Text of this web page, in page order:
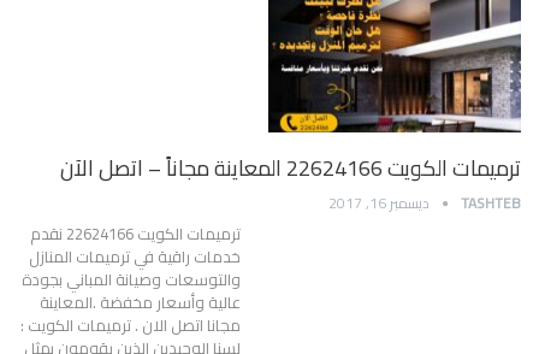
ترميمات الكويت 22624166 المعاينة مجاناً – اتصل الآن
TASHTEB ديسمبر 16, 2017
ترميمات الكويت 22624166 نقدم
خدمات راقية في ترميمات المنازل
والتوسعات وصيانة المباني بجودة
عالية وأسعار مخفضة .المعاينة
مجانا اتصل الان . ترميمات الكويت :